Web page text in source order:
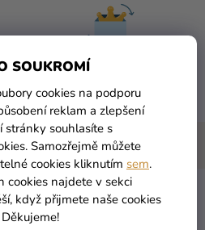
SOUKROMÍ
cookies na podporu
reklam a zlepšení
stránky souhlasíte s
Samozřejmě můžete
cookies kliknutím sem.
cookies najdete v sekci
když přijmete naše cookies
VRÁCENÍ DO 30 DNŮ
zdarma
narozeniny s červenými